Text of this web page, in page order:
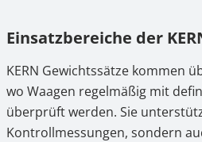
Einsatzbereiche der
KERN Gewichtssätze kommen
wo Waagen regelmäßig mit
überprüft werden. Sie
Kontrollmessungen, sondern